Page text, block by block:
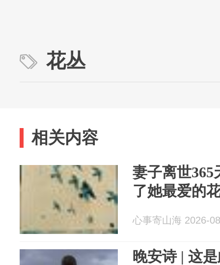
花丛
相关内容
妻子离世365
了她最爱的
心事寄山海 2026-
晚安诗 | 这